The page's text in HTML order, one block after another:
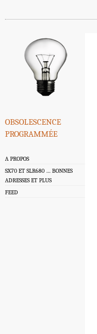
obsolescence
programmée
A PROPOS
SX70 ET SLR680 … BONNES
ADRESSES ET PLUS
FEED